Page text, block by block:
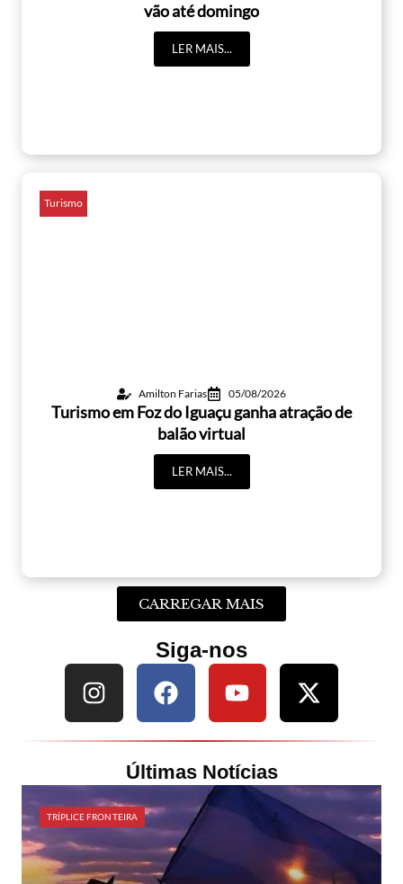
vão até domingo
LER MAIS...
Turismo
Amilton Farias 05/08/2026
Turismo em Foz do Iguaçu ganha atração de
balão virtual
LER MAIS...
CARREGAR MAIS
Siga-nos
Últimas Notícias
TRÍPLICE FRONTEIRA